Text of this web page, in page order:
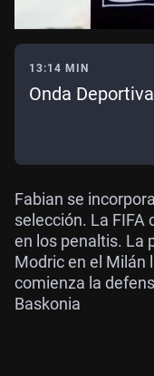
13:14 MIN
Onda
Fabian se
selección. La FIFA
en los penaltis. La
Modric en el Milán
comienza la
Baskonia